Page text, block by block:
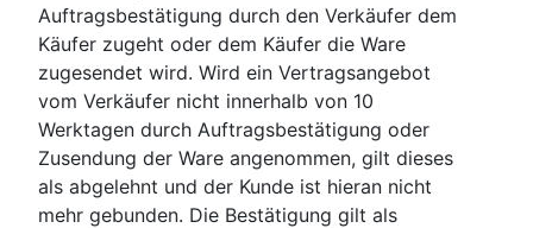
Auftragsbestätigung durch den Verkäufer dem
Käufer zugeht oder dem Käufer die Ware
zugesendet wird. Wird ein Vertragsangebot
vom Verkäufer nicht innerhalb von 10
Werktagen durch Auftragsbestätigung oder
Zusendung der Ware angenommen, gilt dieses
als abgelehnt und der Kunde ist hieran nicht
mehr gebunden. Die Bestätigung gilt als